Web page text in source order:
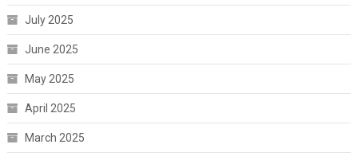
July 2025
June 2025
May 2025
April 2025
March 2025